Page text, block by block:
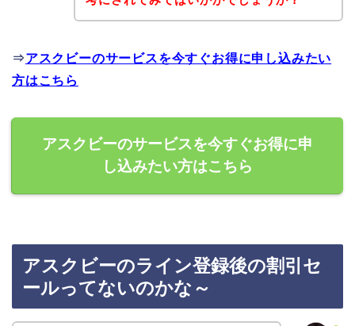
⇒アスクビーのサービスを今すぐお得に申し込みたい
方はこちら
アスクビーのサービスを今すぐお得に申
し込みたい方はこちら
アスクビーのライン登録後の割引セ
ールってないのかな～